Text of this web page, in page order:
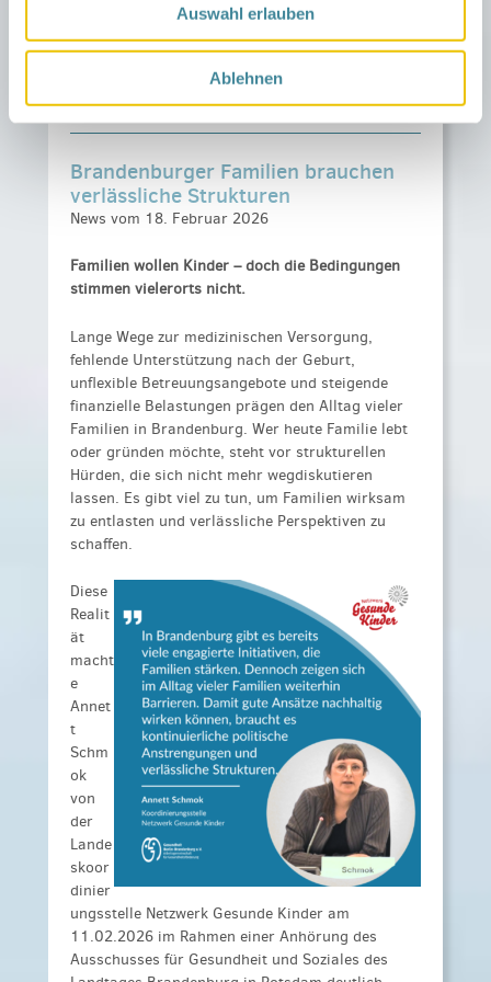
Auswahl erlauben
Ablehnen
entspannt Fußball und passt gut auf Euch & eure
Kids auf
Brandenburger Familien brauchen
verlässliche Strukturen
News vom 18. Februar 2026
Familien wollen Kinder – doch die Bedingungen
stimmen vielerorts nicht.
Lange Wege zur medizinischen Versorgung,
fehlende Unterstützung nach der Geburt,
unflexible Betreuungsangebote und steigende
finanzielle Belastungen prägen den Alltag vieler
Familien in Brandenburg. Wer heute Familie lebt
oder gründen möchte, steht vor strukturellen
Hürden, die sich nicht mehr wegdiskutieren
lassen. Es gibt viel zu tun, um Familien wirksam
zu entlasten und verlässliche Perspektiven zu
schaffen.
Diese
Realit
ät
macht
e
Annet
t
Schm
ok
von
der
Lande
skoor
dinier
ungsstelle Netzwerk Gesunde Kinder am
11.02.2026 im Rahmen einer Anhörung des
Ausschusses für Gesundheit und Soziales des